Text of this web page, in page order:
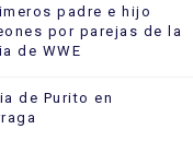
padre e hijo
por parejas de la
de WWE
de Purito en